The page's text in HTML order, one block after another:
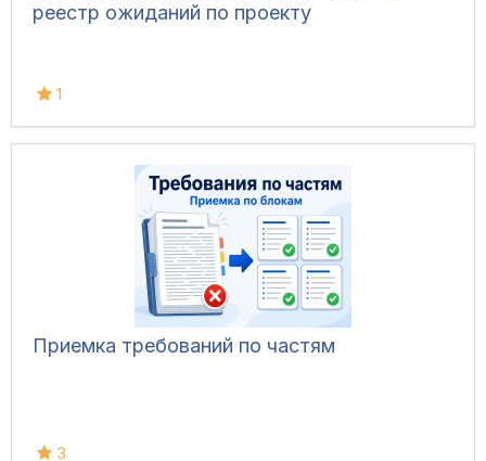
реестр ожиданий по проекту
1
Приемка требований по частям
3